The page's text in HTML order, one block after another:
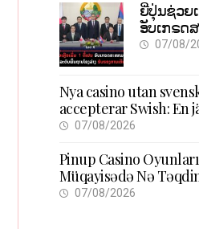
ຍີ່ປຸ່ນຊ່ວຍ
ອັບເກຣດ
ຮັບຮອງກາ
07/08/
Nya casino utan
accepterar Swish: En
07/08/2026
Pinup Casino
Müqayisədə Nə
07/08/2026